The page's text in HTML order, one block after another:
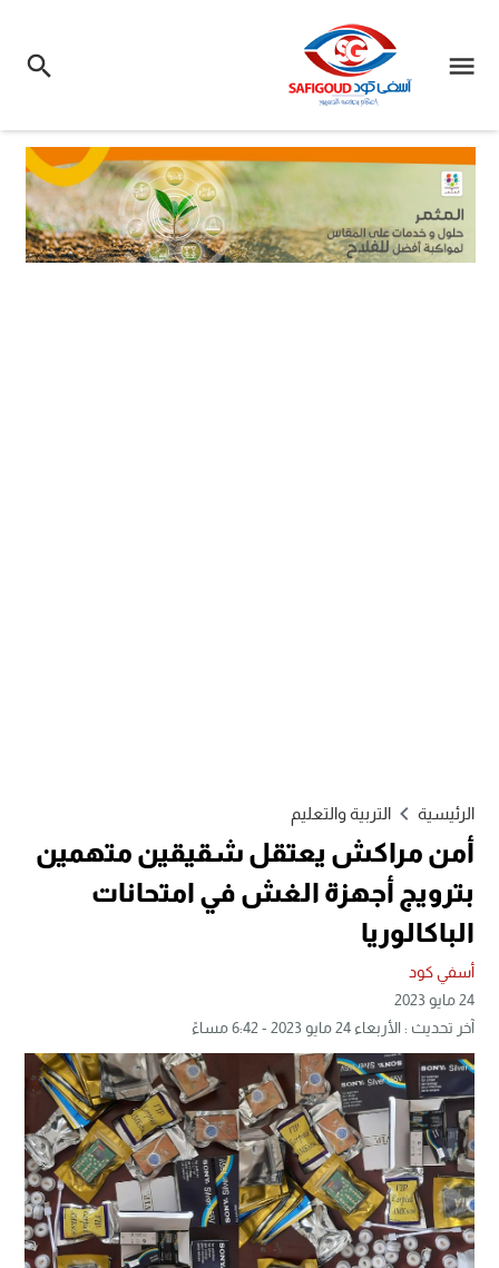
الرئيسية التربية والتعليم
أمن مراكش يعتقل شقيقين متهمين
بترويج أجهزة الغش في امتحانات
الباكالوريا
أسفي كود
24 مايو 2023
آخر تحديث : الأربعاء 24 مايو 2023 - 6:42 مساءً